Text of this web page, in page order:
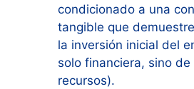
condicionado a una
tangible que
la inversión inicial del
solo financiera, sino
recursos).